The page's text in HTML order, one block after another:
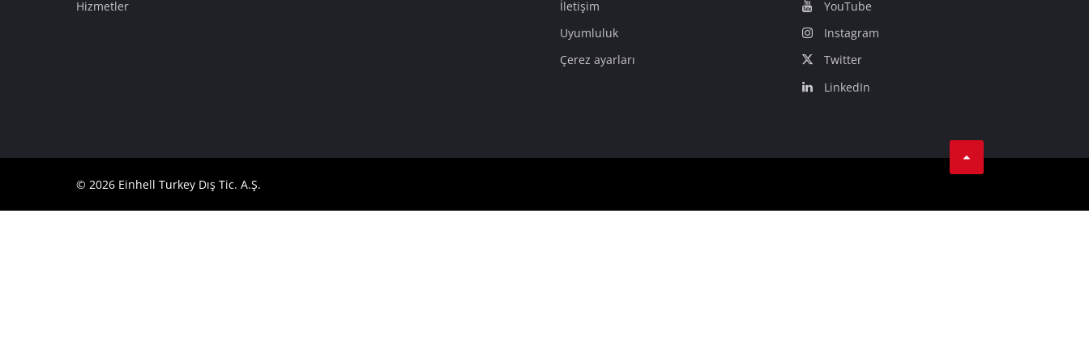
Hizmetler
İletişim
Uyumluluk
Çerez ayarları
YouТube
Instagram
Twitter
LinkedIn
© 2026 Einhell Turkey Dış Tic. A.Ş.